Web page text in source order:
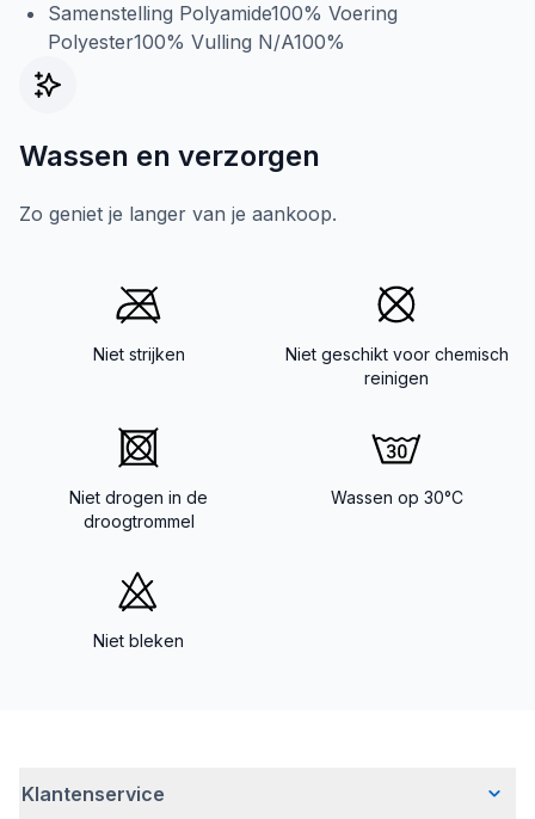
Samenstelling Polyamide100% Voering
Polyester100% Vulling N/A100%
Wassen en verzorgen
Zo geniet je langer van je aankoop.
Niet strijken
Niet geschikt voor chemisch
reinigen
Niet drogen in de
droogtrommel
Wassen op 30°C
Niet bleken
Klantenservice